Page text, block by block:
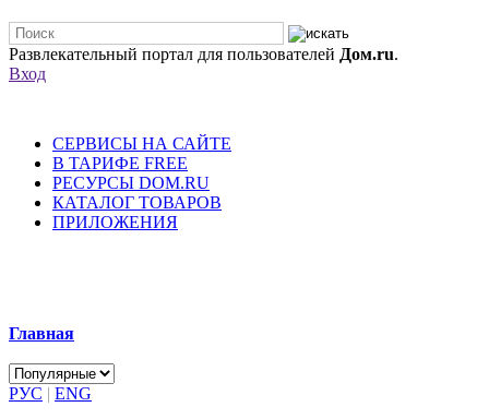
Развлекательный портал для пользователей Дом.ru.
Вход
СЕРВИСЫ НА САЙТЕ
В ТАРИФЕ FREE
РЕСУРСЫ DOM.RU
КАТАЛОГ ТОВАРОВ
ПРИЛОЖЕНИЯ
Главная
РУС | ENG